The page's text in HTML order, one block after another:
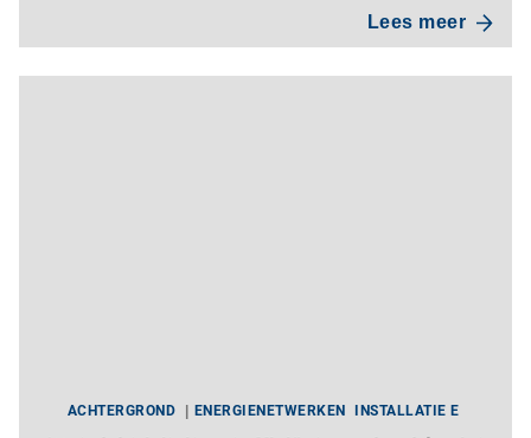
Lees meer
ACHTERGROND ENERGIENETWERKEN INSTALLATIE E